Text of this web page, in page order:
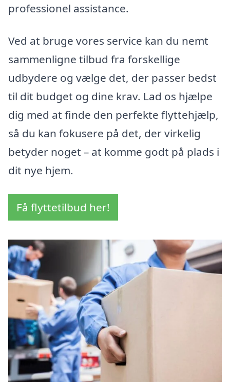
professionel assistance.
Ved at bruge vores service kan du nemt
sammenligne tilbud fra forskellige
udbydere og vælge det, der passer bedst
til dit budget og dine krav. Lad os hjælpe
dig med at finde den perfekte flyttehjælp,
så du kan fokusere på det, der virkelig
betyder noget – at komme godt på plads i
dit nye hjem.
Få flyttetilbud her!